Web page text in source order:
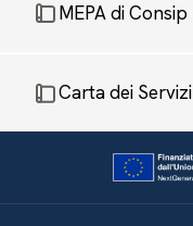
MEPA di Consip
Carta dei Servizi